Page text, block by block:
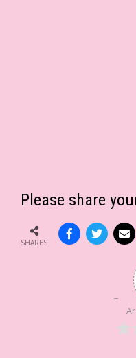
Please share
SHARES